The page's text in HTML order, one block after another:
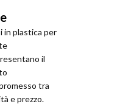
in plastica per
il
tra
e prezzo.